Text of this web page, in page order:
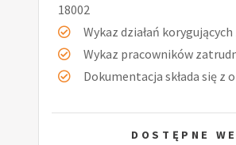
18002
Wykaz działań
Wykaz pracowników
Dokumentacja składa się z
DOSTĘPNE